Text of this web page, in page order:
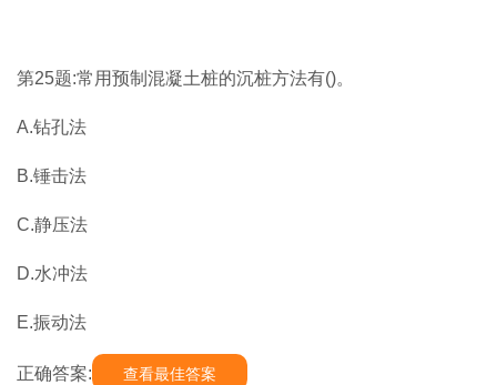
第25题:常用预制混凝土桩的沉桩方法有()。
A.钻孔法
B.锤击法
C.静压法
D.水冲法
E.振动法
正确答案: 查看最佳答案